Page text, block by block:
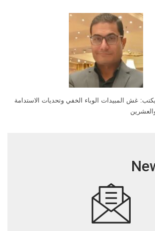
غش المبيدات الوباء الخفي وتحديات الاستدامة